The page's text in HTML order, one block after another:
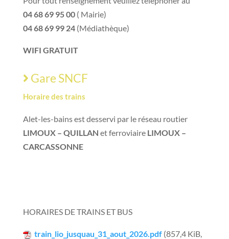
04 68 69 95 00( Mairie)
04 68 69 99 24(Médiathèque)
WIFI GRATUIT
Gare SNCF
Horaire des trains
Alet-les-bains est desservi par le réseau routier
LIMOUX – QUILLAN et ferroviaireLIMOUX –
CARCASSONNE
HORAIRES DE TRAINS ET BUS
train_lio_jusquau_31_aout_2026.pdf(857,4 KiB,